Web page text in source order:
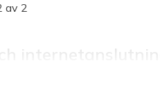
av 2
internetanslutning